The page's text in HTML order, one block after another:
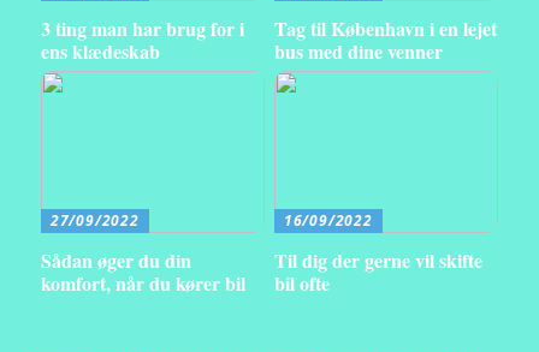
3 ting man har brug for i
ens klædeskab
Tag til København i en lejet
bus med dine venner
27/09/2022
Sådan øger du din
komfort, når du kører bil
16/09/2022
Til dig der gerne vil skifte
bil ofte